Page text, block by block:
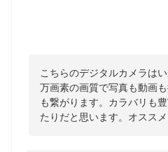
こちらのデジタルカメラは
万画素の画質で写真も動画
も繋がります。カラバリも
たりだと思います。オススメ